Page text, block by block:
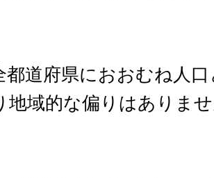
都道府県におおむね人
地域的な偏りはありま